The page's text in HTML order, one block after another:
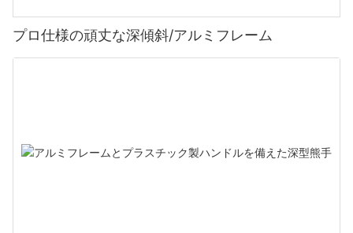
プロ仕様の頑丈な深傾斜/アルミフレーム